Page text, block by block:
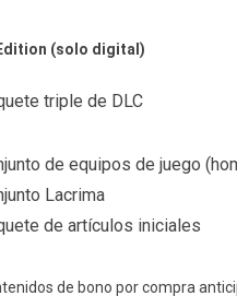
(solo digital)
triple de DLC
de equipos de juego
Lacrima
de artículos iniciales
de bono por compra